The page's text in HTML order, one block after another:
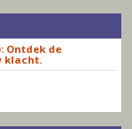
Ontdek de
klacht.